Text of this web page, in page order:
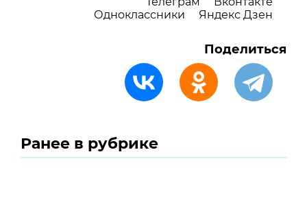
Одноклассники
Яндекс Дзен
Поделиться
Ранее в рубрике